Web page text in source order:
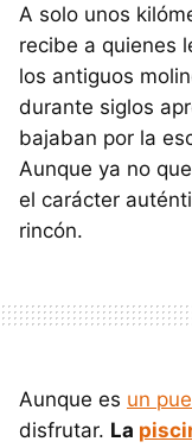
A solo unos
recibe a quienes
los antiguos
durante siglos
bajaban por la
Aunque ya no
el carácter
rincón.
Aunque es un
disfrutar. La